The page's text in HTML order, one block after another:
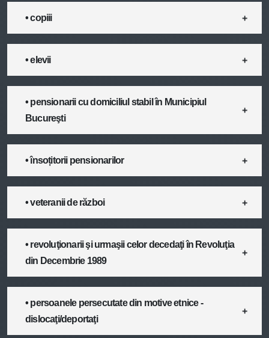
• copiii
• elevii
• pensionarii cu domiciliul stabil în Municipiul
Bucureşti
• însoțitorii pensionarilor
• veteranii de război
• revoluţionarii şi urmaşii celor decedaţi în Revoluţia
din Decembrie 1989
• persoanele persecutate din motive etnice -
dislocaţi/deportaţi